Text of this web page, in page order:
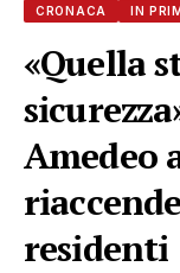
CRONACA IN
«Quella
Amedeo
residenti